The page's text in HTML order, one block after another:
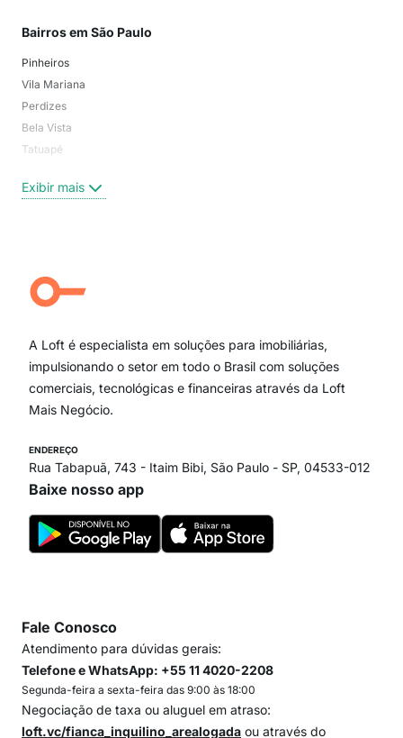
Bairros em São Paulo
Pinheiros
Vila Mariana
Perdizes
Bela Vista
Tatuapé
Centro
Campo Belo
Ipiranga
Paraíso
Itaim Bibi
Exibir mais
A Loft é especialista em soluções para imobiliárias,
impulsionando o setor em todo o Brasil com soluções
comerciais, tecnológicas e financeiras através da Loft
Mais Negócio.
ENDEREÇO
Rua Tabapuã, 743 - Itaim Bibi, São Paulo - SP, 04533-012
Baixe nosso app
Fale Conosco
Atendimento para dúvidas gerais:
Telefone e WhatsApp: +55 11 4020-2208
Segunda-feira a sexta-feira das 9:00 às 18:00
Negociação de taxa ou aluguel em atraso:
loft.vc/fianca_inquilino_arealogada ou através do